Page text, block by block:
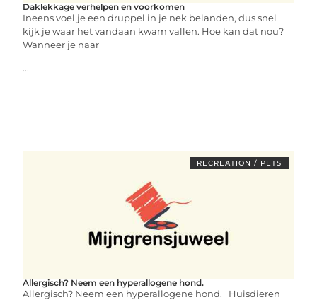
Daklekkage verhelpen en voorkomen
Ineens voel je een druppel in je nek belanden, dus snel
kijk je waar het vandaan kwam vallen. Hoe kan dat nou?
Wanneer je naar
...
RECREATION / PETS
Allergisch? Neem een hyperallogene hond.
Allergisch? Neem een hyperallogene hond. Huisdieren